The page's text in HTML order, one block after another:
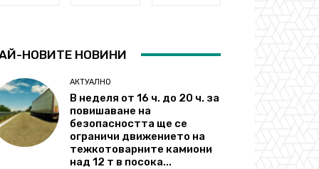
НОВИТЕ НОВИНИ
АКТУАЛНО
В неделя от 16 ч. до 20 ч. за
повишаване на
безопасността ще се
ограничи движението на
тежкотоварните камиони
над 12 т в посока...